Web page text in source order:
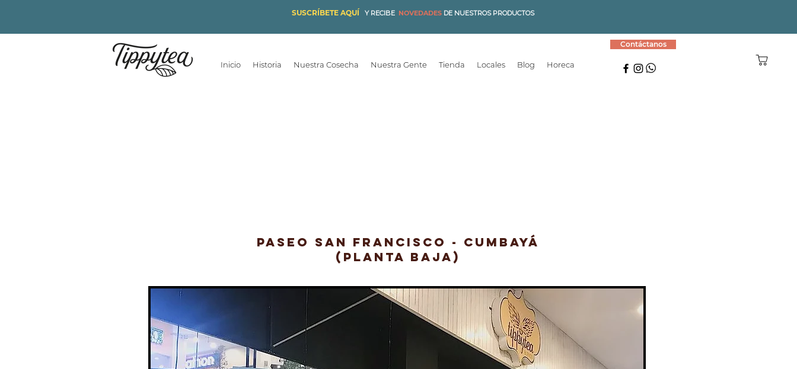
Y RECIBE NOVEDADES DE NUESTROS PRODUCTOS
SUSCRÍBETE AQUÍ
Inicio Historia Nuestra Cosecha Nuestra Gente Tienda Locales Blog Horeca
Contáctanos
Paseo San francisco - cumbayá
(PLANTA BAJA)